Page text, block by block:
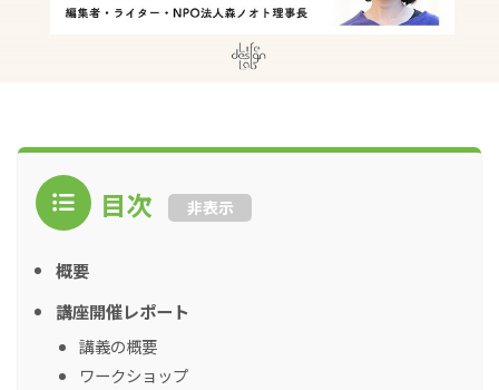
目次 非表示
概要
講座開催レポート
講義の概要
ワークショップ